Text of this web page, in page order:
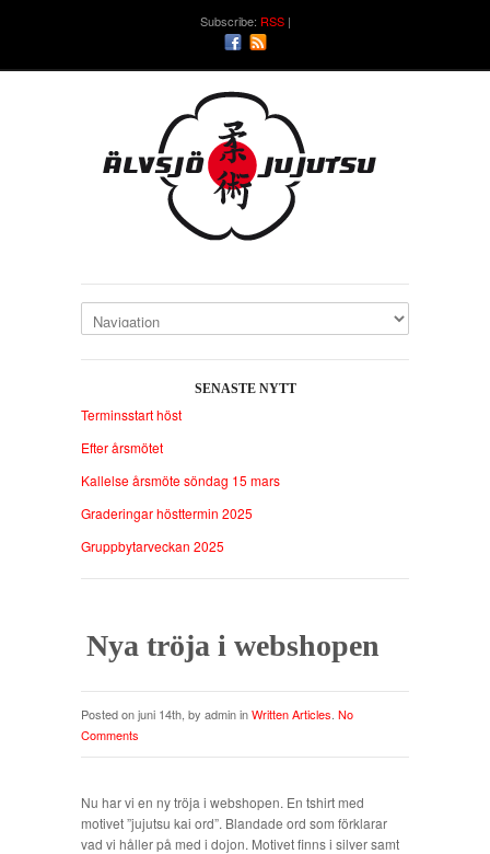
Subscribe: RSS
SENASTE NYTT
Terminsstart höst
Efter årsmötet
Kallelse årsmöte söndag 15 mars
Graderingar hösttermin 2025
Gruppbytarveckan 2025
Nya tröja i webshopen
Posted on juni 14th, by admin inWritten Articles No
Comments
Nu har vi en ny tröja i webshopen. En tshirt med
motivet ”jujutsu kai ord”. Blandade ord som förklarar
vad vi håller på med i dojon. Motivet finns i silver samt